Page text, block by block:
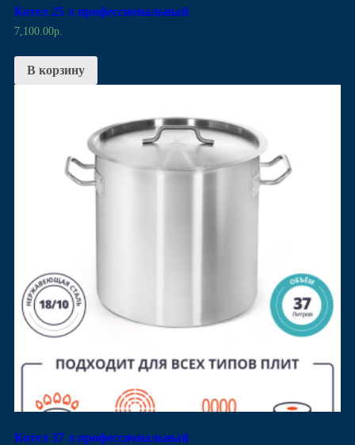
Котел 25 л профессиональный
7,100.00р.
В корзину
Котел 37 л профессиональный